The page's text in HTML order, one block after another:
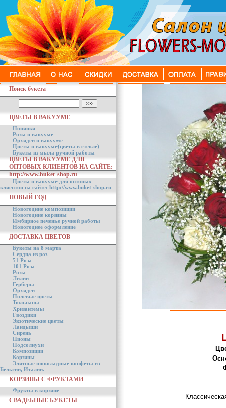
Поиск букета
ЦВЕТЫ В ВАКУУМЕ
Новинки
Розы в вакууме
Орхидеи в вакууме
Цветы в вакууме(цветы в стекле)
Букеты из мыла ручной работы
ЦВЕТЫ В ВАКУУМЕ ДЛЯ
ОПТОВЫХ КЛИЕНТОВ НА САЙТЕ:
http://www.buket-shop.ru
Цветы в вакууме для оптовых
клиентов на сайте: http://www.buket-shop.ru
НОВЫЙ ГОД
Новогодние композиции
Новогодние корзины
Имбирное печенье ручной работы
Новогоднее оформление
ДОСТАВКА ЦВЕТОВ
Букеты на 8 марта
Сердца из роз
51 Роза
101 Роза
Розы
Лилии
Герберы
Орхидеи
Полевые цветы
Тюльпаны
Хризантемы
Гвоздики
Экзотические цветы
Ландыши
Сирень
Пионы
Подсолнухи
Композиции
Корзины
Элитные шоколадные конфеты из
Бельгии, Италии.
КОРЗИНЫ С ФРУКТАМИ
Фрукты в корзине
СВАДЕБНЫЕ БУКЕТЫ